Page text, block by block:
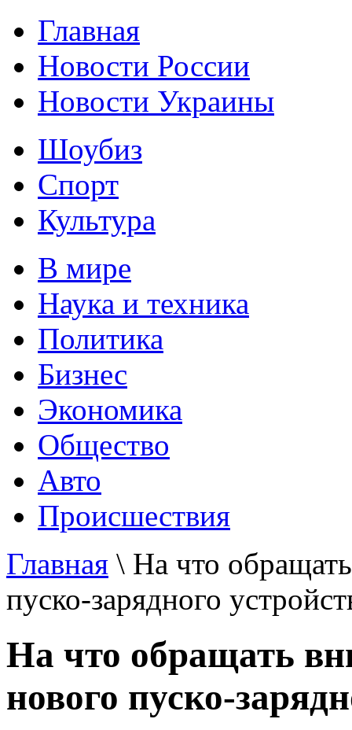
Главная
Новости России
Новости Украины
Шоубиз
Спорт
Культура
В мире
Наука и техника
Политика
Бизнес
Экономика
Общество
Авто
Происшествия
Главная \ На что
пуско-зарядного
На что обращать
нового пуско-